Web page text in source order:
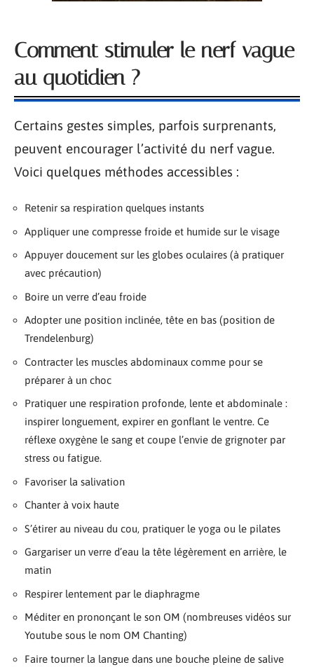
Comment stimuler le nerf vague
au quotidien ?
Certains gestes simples, parfois surprenants,
peuvent encourager l’activité du nerf vague.
Voici quelques méthodes accessibles :
Retenir sa respiration quelques instants
Appliquer une compresse froide et humide sur le visage
Appuyer doucement sur les globes oculaires (à pratiquer
avec précaution)
Boire un verre d’eau froide
Adopter une position inclinée, tête en bas (position de
Trendelenburg)
Contracter les muscles abdominaux comme pour se
préparer à un choc
Pratiquer une respiration profonde, lente et abdominale :
inspirer longuement, expirer en gonflant le ventre. Ce
réflexe oxygène le sang et coupe l’envie de grignoter par
stress ou fatigue.
Favoriser la salivation
Chanter à voix haute
S’étirer au niveau du cou, pratiquer le yoga ou le pilates
Gargariser un verre d’eau la tête légèrement en arrière, le
matin
Respirer lentement par le diaphragme
Méditer en prononçant le son OM (nombreuses vidéos sur
Youtube sous le nom OM Chanting)
Faire tourner la langue dans une bouche pleine de salive